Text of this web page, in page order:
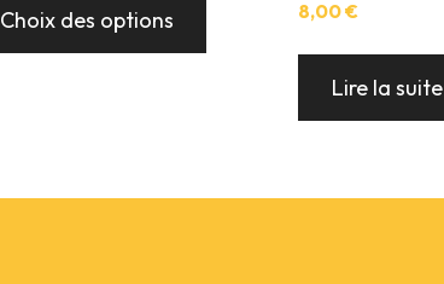
7,00 €
à
9,00 €
Choix des options
plusieurs
choisies
8,00€
Lire la suite